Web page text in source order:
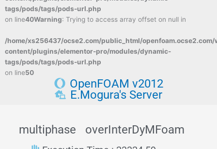
tags/pods/tags/pods-url.php
on line40Warning: Trying to access array offset on null in
/home/xs256437/ocse2.com/public_html/openfoam.ocse2.com/
content/plugins/elementor-pro/modules/dynamic-
tags/pods/tags/pods-url.php
on line50
OpenFOAM v2012
E.Mogura's Server
multiphase overInterDyMFoam